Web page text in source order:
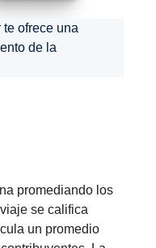
ofrece una
de la
promediando los
se califica
un promedio